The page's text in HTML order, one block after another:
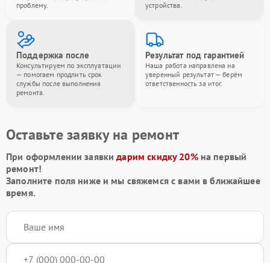
проблему.
устройства.
Поддержка после
Консультируем по эксплуатации
— помогаем продлить срок
службы после выполнения
ремонта.
Результат под гарантией
Наша работа направлена на
уверенный результат — берём
ответственность за итог.
Оставьте заявку на ремонт
При оформлении заявкидарим скидку 20%на первый
ремонт!
Заполните поля ниже и мы свяжемся с вами в ближайшее
время.